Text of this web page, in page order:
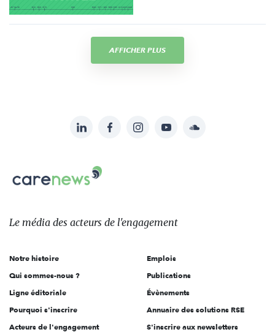
AFFICHER PLUS
sur:
LinkedInFacebookInstagramYouTubeSoundcloud
Carenews,
Le
des
l'engagement
Le média des acteurs de l'engagement
Notre histoire
Qui sommes-nous ?
Ligne éditoriale
Pourquoi s'inscrire
Acteurs de l'engagement
Emplois
Publications
Évènements
Annuaire des solutions RSE
S'inscrire aux newsletters